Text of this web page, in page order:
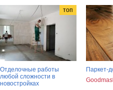
топ
Отделочные работы
любой сложности в
новостройках
Паркет-